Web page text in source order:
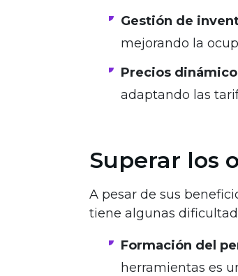
Gestión de
mejorando la
Precios
adaptando las
Superar los
A pesar de sus
tiene algunas
Formación del
herramientas es